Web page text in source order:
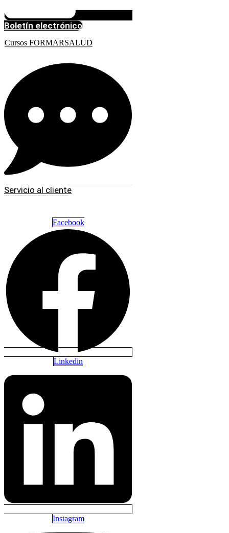
Boletín electrónico
Cursos FORMARSALUD
Servicio al cliente
Facebook
Linkedin
Instagram